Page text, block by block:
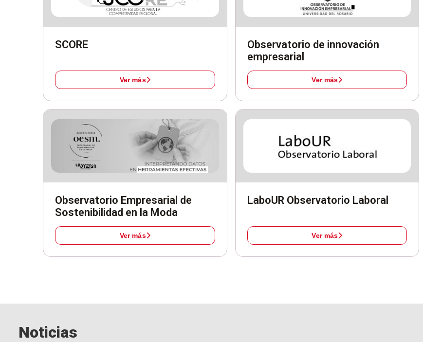
SCORE
Ver más
Observatorio de innovación
empresarial
Ver más
Observatorio Empresarial de
Sostenibilidad en la Moda
Ver más
LaboUR Observatorio Laboral
Ver más
Noticias